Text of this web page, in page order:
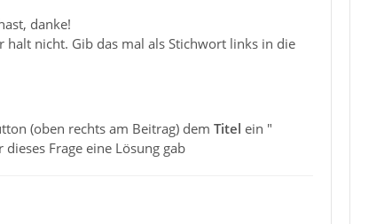
danke!
nicht. Gib das mal als Stichwort links in die
(oben rechts am Beitrag) dem Titel ein "
Frage eine Lösung gab